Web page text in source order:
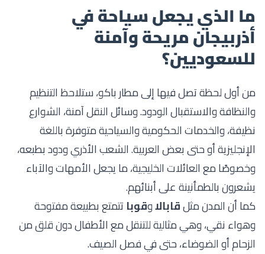
ما الذي يجعل سياحة في
أذربيجان مريحة وآمنة
للسعوديين؟
من أول لحظة تصل فيها إلى مطار باكو، ستلاحظ التنظيم
والنظافة والاستقبال الودود. وسائل النقل آمنة، الشوارع
نظيفة، والخدمات الحكومية والسياحية متوفرة باللغة
الإنجليزية أو حتى بعض العربية. الشعب الأذري ودود بطبعه،
وخصوصًا مع العائلات الخليجية، ما يجعل الأمهات والآباء
يشعرون بالطمأنينة على أبنائهم.
كما أن المدن مثلقابالاوقوبا تتمتع بطبيعة مفتوحة
وهواء نقي، وهي مثالية للتنقل مع الأطفال دون قلق من
الزحام أو الضوضاء، حتى في فصل الصيف.